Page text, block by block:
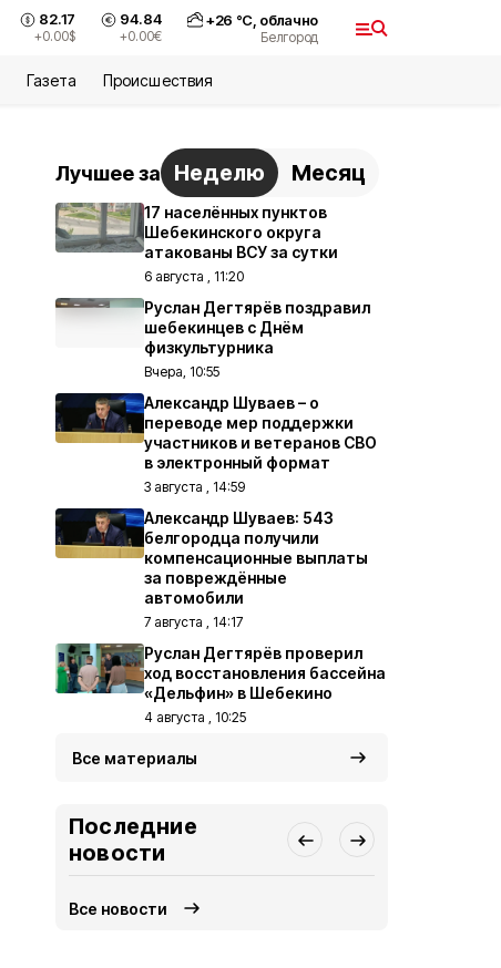
82.17
+0.00$
94.84
+0.00€
+26 °С, облачно
Белгород
Газета Происшествия
Лучшее за Неделю Месяц
17 населённых пунктов
Шебекинского округа
атакованы ВСУ за сутки
6 августа , 11:20
Руслан Дегтярёв поздравил
шебекинцев с Днём
физкультурника
Вчера, 10:55
Александр Шуваев – о
переводе мер поддержки
участников и ветеранов СВО
в электронный формат
3 августа , 14:59
Александр Шуваев: 543
белгородца получили
компенсационные выплаты
за повреждённые
автомобили
7 августа , 14:17
Руслан Дегтярёв проверил
ход восстановления бассейна
«Дельфин» в Шебекино
4 августа , 10:25
Все материалы
Последние
новости
Все новости